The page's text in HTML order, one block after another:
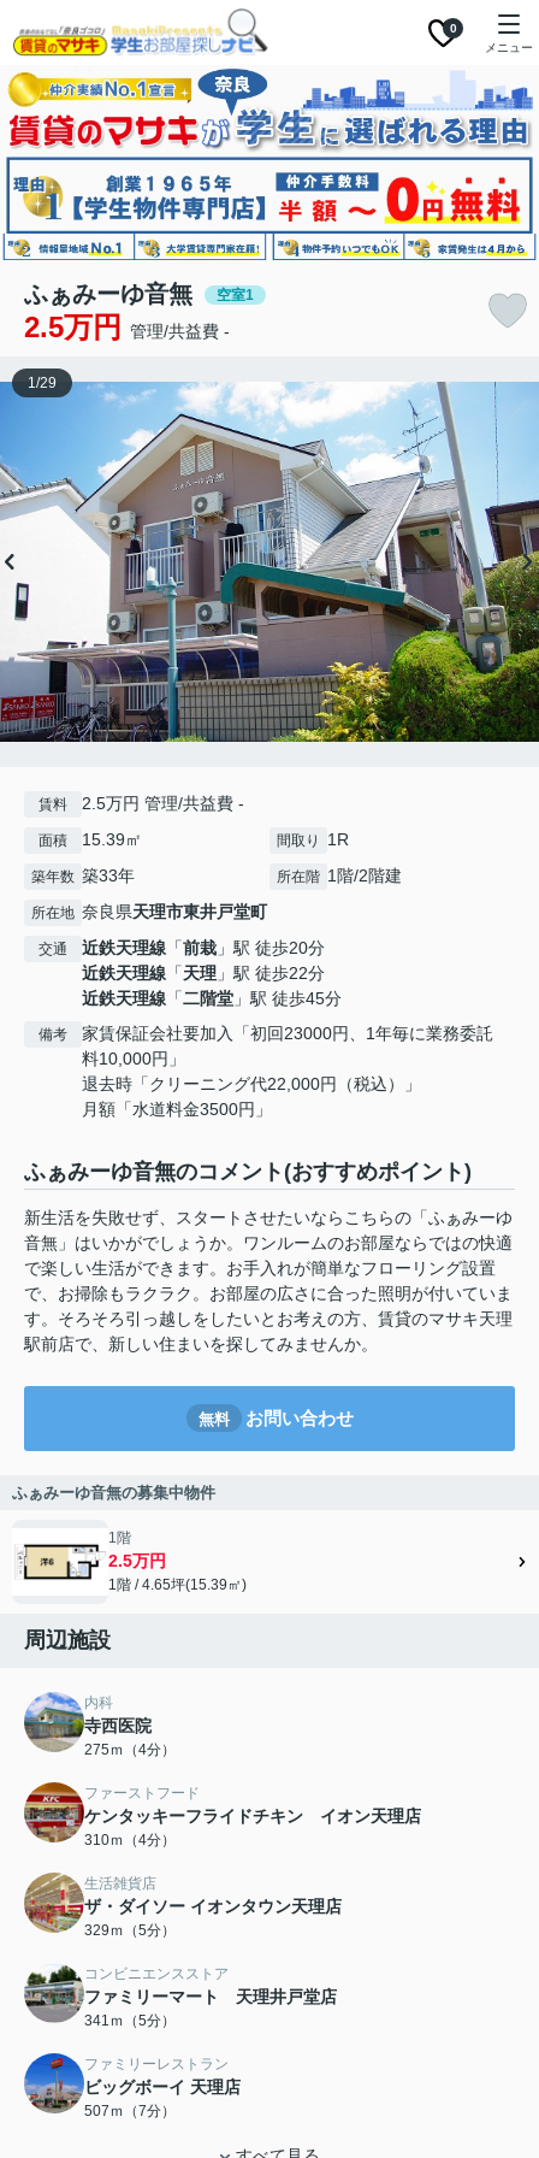
0
メニュー
ふぁみーゆ音無 空室1
2.5万円 管理/共益費 -
1/29
賃料 2.5万円 管理/共益費 -
面積 15.39㎡ 間取り 1R
築年数 築33年 所在階 1階/2階建
所在地 奈良県天理市東井戸堂町
交通 近鉄天理線 「前栽 」駅 徒歩20分
近鉄天理線 「天理 」駅 徒歩22分
近鉄天理線 「二階堂 」駅 徒歩45分
備考
家賃保証会社要加入「初回23000円、1年毎に業務委託
料10,000円」
退去時「クリーニング代22,000円（税込）」
月額「水道料金3500円」
ふぁみーゆ音無のコメント(おすすめポイント)
新生活を失敗せず、スタートさせたいならこちらの「ふぁみーゆ
音無」はいかがでしょうか。ワンルームのお部屋ならではの快適
で楽しい生活ができます。お手入れが簡単なフローリング設置
で、お掃除もラクラク。お部屋の広さに合った照明が付いていま
す。そろそろ引っ越しをしたいとお考えの方、賃貸のマサキ天理
駅前店で、新しい住まいを探してみませんか。
無料 お問い合わせ
ふぁみーゆ音無の募集中物件
1階
2.5万円
1階 / 4.65坪(15.39㎡)
周辺施設
内科
寺西医院
275ｍ（4分）
ファーストフード
ケンタッキーフライドチキン イオン天理店
310ｍ（4分）
生活雑貨店
ザ・ダイソー イオンタウン天理店
329ｍ（5分）
コンビニエンスストア
ファミリーマート 天理井戸堂店
341ｍ（5分）
ファミリーレストラン
ビッグボーイ 天理店
507ｍ（7分）